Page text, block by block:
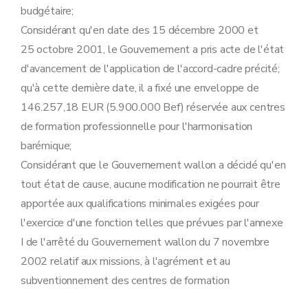
budgétaire;
Considérant qu'en date des 15 décembre 2000 et
25 octobre 2001, le Gouvernement a pris acte de l'état
d'avancement de l'application de l'accord-cadre précité;
qu'à cette dernière date, il a fixé une enveloppe de
146.257,18 EUR (5.900.000 Bef) réservée aux centres
de formation professionnelle pour l'harmonisation
barémique;
Considérant que le Gouvernement wallon a décidé qu'en
tout état de cause, aucune modification ne pourrait être
apportée aux qualifications minimales exigées pour
l'exercice d'une fonction telles que prévues par l'annexe
I de l'arrêté du Gouvernement wallon du 7 novembre
2002 relatif aux missions, à l'agrément et au
subventionnement des centres de formation